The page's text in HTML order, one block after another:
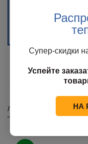
Лучшие предложения
Супер-скидки
Успейте
НА